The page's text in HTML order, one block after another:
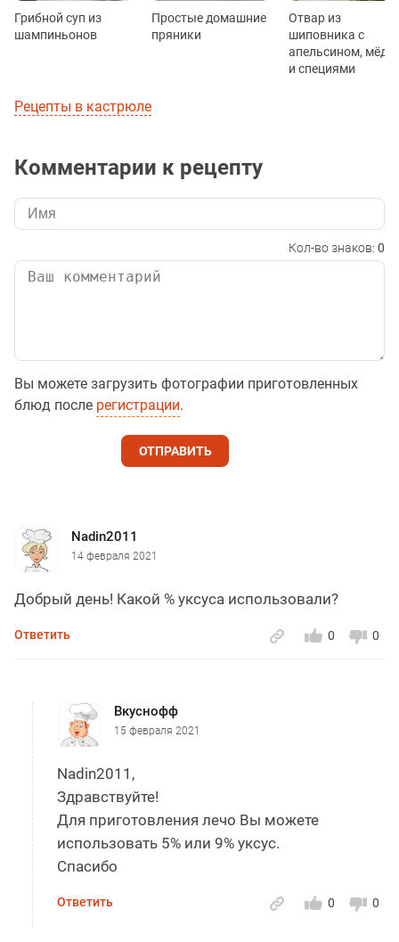
Грибной суп из
шампиньонов
Простые домашние
пряники
Отвар из
шиповника с
апельсином,
и специями
Рецепты в кастрюле
Комментарии к рецепту
Кол-во знаков: 0
Вы можете загрузить фотографии приготовленных
блюд после регистрации.
ОТПРАВИТЬ
Nadin2011
14 февраля 2021
Добрый день! Какой % уксуса использовали?
0
0
Ответить
Вкуснофф
15 февраля 2021
Nadin2011,
Здравствуйте!
Для приготовления лечо Вы можете
использовать 5% или 9% уксус.
Спасибо
0
0
Ответить